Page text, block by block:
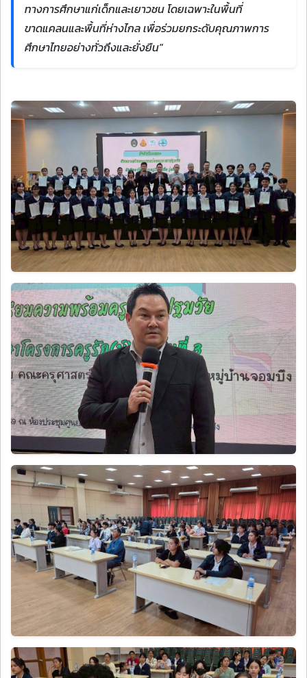
ทางการศึกษาแก่เด็กและเยาวชน โดยเฉพาะในพื้นที่
ขาดแคลนและพื้นที่ห่างไกล เพื่อร่วมยกระดับคุณภาพการ
ศึกษาไทยอย่างทั่วถึงและยั่งยืน"